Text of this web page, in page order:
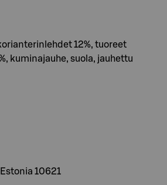
12%, tuoreet
kuminajauhe, suola, jauhettu
10621